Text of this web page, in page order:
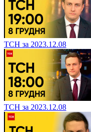
ТСН за 2023.12.08
ТСН за 2023.12.08